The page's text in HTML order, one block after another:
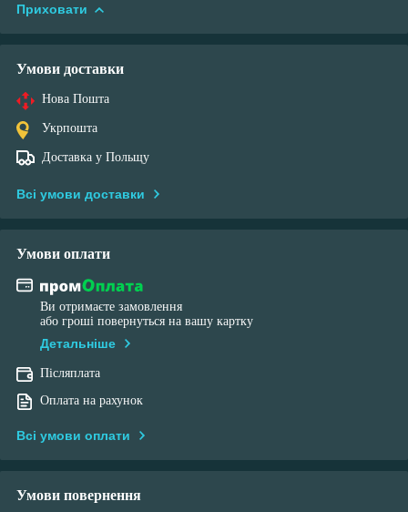
Приховати
Умови доставки
Нова Пошта
Укрпошта
Доставка у Польщу
Всі умови доставки
Умови оплати
Ви отримаєте замовлення
або гроші повернуться на вашу картку
Детальніше
Післяплата
Оплата на рахунок
Всі умови оплати
Умови повернення